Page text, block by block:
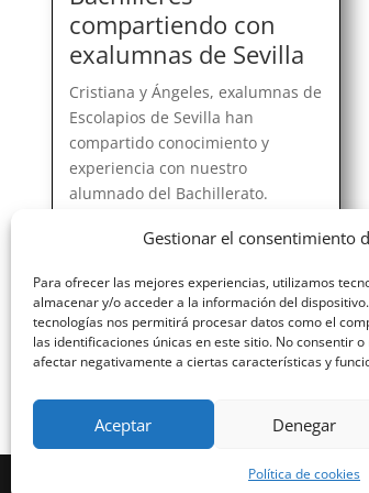
Gestionar el consentimiento
Para ofrecer las mejores experiencias, utilizamos
almacenar y/o acceder a la información del
tecnologías nos permitirá procesar datos como el
las identificaciones únicas en este sitio. No consentir
afectar negativamente a ciertas características y
Aceptar Denegar
Política de cookies
compartiendo con
exalumnas de Sevilla
Cristiana y Ángeles, exalumnas de
Escolapios de Sevilla han
compartido conocimiento y
experiencia con nuestro
alumnado del Bachillerato.
y su testimonio ha sido de gran
biosanitaria. Igualmente...
« ENTRADAS MÁS ANTIGUAS
Diseñado por Escuelas Pías